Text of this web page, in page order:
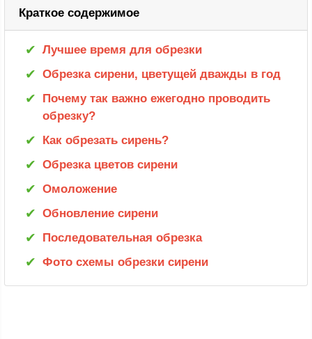
Краткое содержимое
Лучшее время для обрезки
Обрезка сирени, цветущей дважды в год
Почему так важно ежегодно проводить
обрезку?
Как обрезать сирень?
Обрезка цветов сирени
Омоложение
Обновление сирени
Последовательная обрезка
Фото схемы обрезки сирени